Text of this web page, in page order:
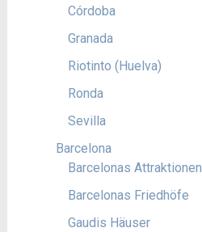
Córdoba
Granada
Riotinto (Huelva)
Ronda
Sevilla
Barcelona
Barcelonas Attraktionen
Barcelonas Friedhöfe
Gaudis Häuser